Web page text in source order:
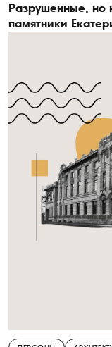
Разрушенные, но
памятники